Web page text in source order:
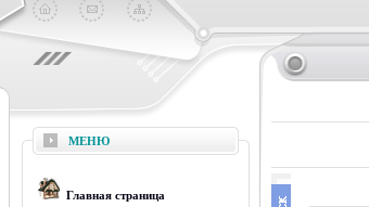
МЕНЮ
Главная страница